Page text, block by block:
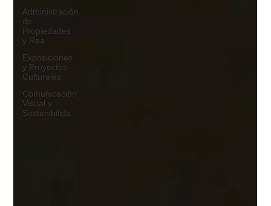
Administración
de
Propiedades
y Rea
Exposiciones
y Proyectos
Culturales
Comunicación
Visual y
Sostenibilida